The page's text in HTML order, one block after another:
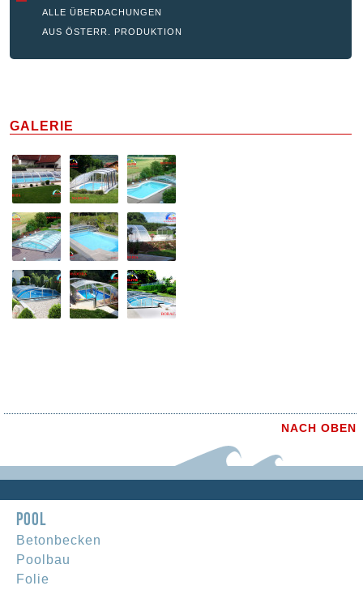
ALLE ÜBERDACHUNGEN
AUS ÖSTERR. PRODUKTION
GALERIE
NACH OBEN
POOL
Betonbecken
Poolbau
Folie